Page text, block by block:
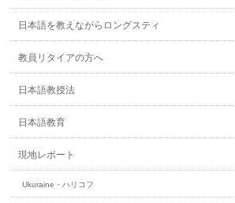
日本語を教えながらロングスティ
教員リタイアの方へ
日本語教授法
日本語教育
現地レポート
Ukuraine・ハリコフ